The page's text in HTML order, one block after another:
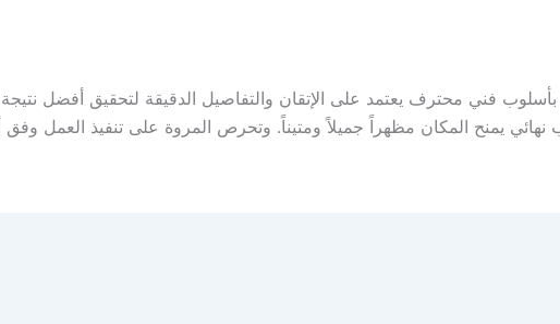
فني محترف يعتمد على الإتقان والتفاصيل الدقيقة لتحقيق أفضل
يمنح المكان مظهراً جميلاً ومتيناً. وتحرص المروة على تنفيذ العمل وفق